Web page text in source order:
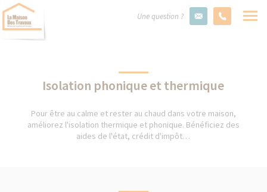
Une question ?
Isolation phonique et thermique
Pour être au calme et rester au chaud dans votre maison,
améliorez l'isolation thermique et phonique. Bénéficiez des
aides de l'état, crédit d'impôt…